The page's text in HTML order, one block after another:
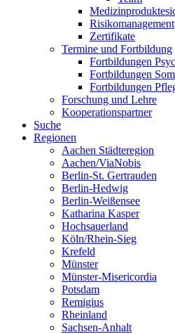
Risikomanagement
Zertifikate
Termine und Fortbildung
Fortbildungen
Fortbildungen
Fortbildungen
Forschung und Lehre
Kooperationspartner
Suche
Regionen
Aachen Städteregion
Aachen/ViaNobis
Berlin-St. Gertrauden
Berlin-Hedwig
Berlin-Weißensee
Katharina Kasper
Hochsauerland
Köln/Rhein-Sieg
Krefeld
Münster
Münster-Misericordia
Potsdam
Remigius
Rheinland
Sachsen-Anhalt